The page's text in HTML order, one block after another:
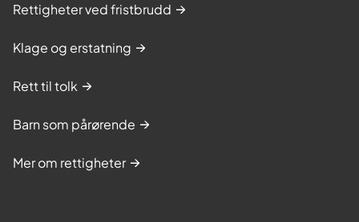
Rettigheter ved fristbrudd
Klage og erstatning
Rett til tolk
Barn som pårørende
Mer om rettigheter